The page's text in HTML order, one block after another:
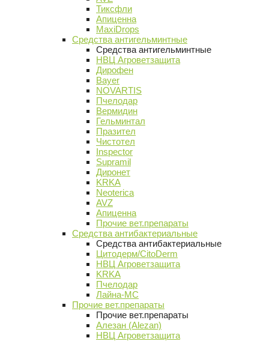
Тиксфли
Апиценна
MaxiDrops
Средства антигельминтные
Средства антигельминтные
НВЦ Агроветзащита
Дирофен
Bayer
NOVARTIS
Пчелодар
Вермидин
Гельминтал
Празител
Чистотел
Inspector
Supramil
Диронет
KRKA
Neoterica
AVZ
Апиценна
Прочие вет.препараты
Средства антибактериальные
Средства антибактериальные
Цитодерм/CitoDerm
НВЦ Агроветзащита
KRKA
Пчелодар
Лайна-МС
Прочие вет.препараты
Прочие вет.препараты
Алезан (Alezan)
НВЦ Агроветзащита